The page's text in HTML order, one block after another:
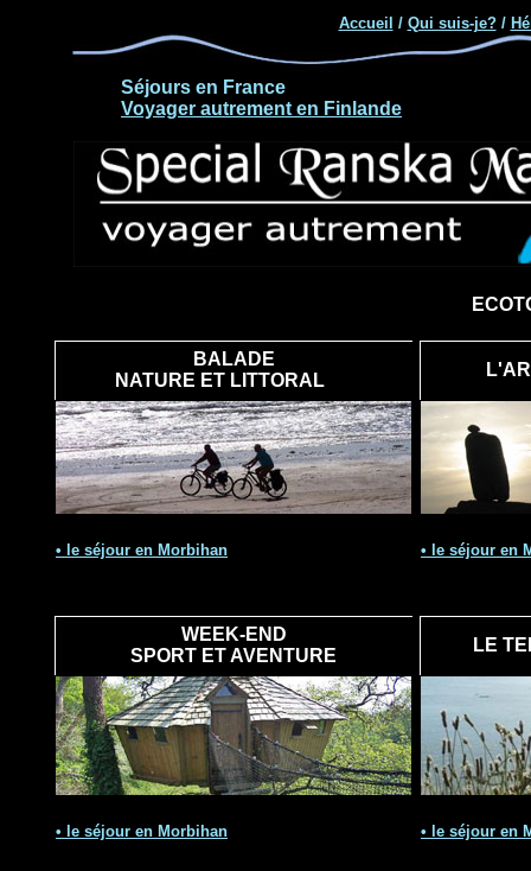
Accueil / Qui suis-je? /
Séjours en France
Voyager autrement en Finlande
BALADE
NATURE ET LITTORAL250
• le séjour en Morbihan • le séjour en
WEEK-END
SPORT ET AVENTURE
LE
• le séjour en Morbihan • le séjour en